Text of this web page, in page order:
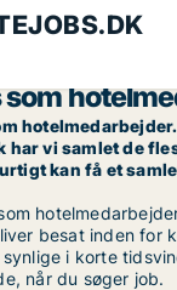
som
hotelmedarbejder.
har vi samlet de
kan få et
besat inden for
i korte
når du søger job.